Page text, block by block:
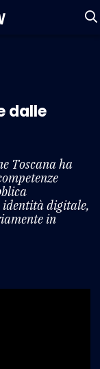
dalle
Toscana ha
digitale,
in